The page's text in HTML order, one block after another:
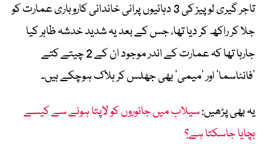
تاجر گیری لوپیز کی3دہائیوں پرانی خاندانی کاروباری عمارت کو
جلا کر راکھ کر دیا تھا، جس کے بعد یہ شدید خدشہ ظاہر کیا
جارہا تھا کہ عمارت کے اندر موجود ان کے2چیتے کتے
’فانٹاسما‘ اور ’میمی‘ بھی جھلس کر ہلاک ہوچکے ہیں۔
یہ بھی پڑھیں:سیلاب میں جانوروں کو لاپتا ہونے سے کیسے
بچایا جاسکتا ہے؟